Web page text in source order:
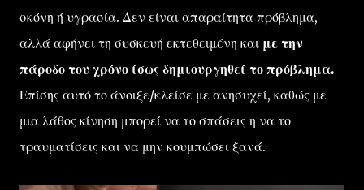
σκόνη ή υγρασία. Δεν είναι απαραίτητα πρόβλημα,
αλλά αφήνει τη συσκευή εκτεθειμένη και με την
πάροδο του χρόνο ίσως δημιουργηθεί το πρόβλημα.
Επίσης αυτό το άνοιξε/κλείσε με ανησυχεί, καθώς με
μια λάθος κίνηση μπορεί να το σπάσεις η να το
τραυματίσεις και να μην κουμπώσει ξανά.